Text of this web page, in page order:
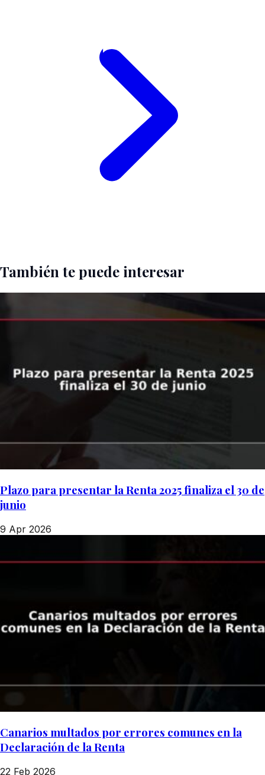
También te puede interesar
Plazo para presentar la Renta 2025 finaliza el 30 de
junio
9 Apr 2026
Canarios multados por errores comunes en la
Declaración de la Renta
22 Feb 2026